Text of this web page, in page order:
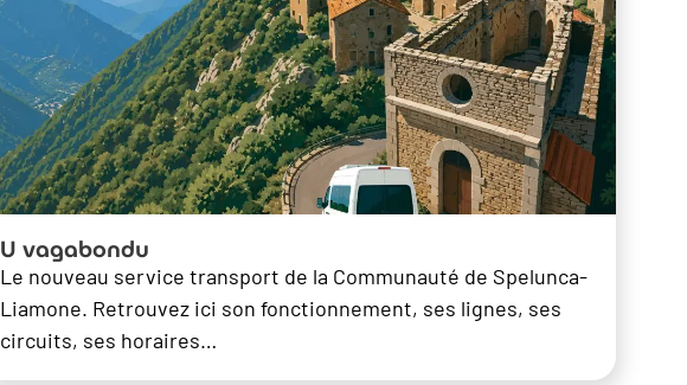
U vagabondu
Le nouveau service transport de la Communauté de Spelunca-
Liamone. Retrouvez ici son fonctionnement, ses lignes, ses
circuits, ses horaires…